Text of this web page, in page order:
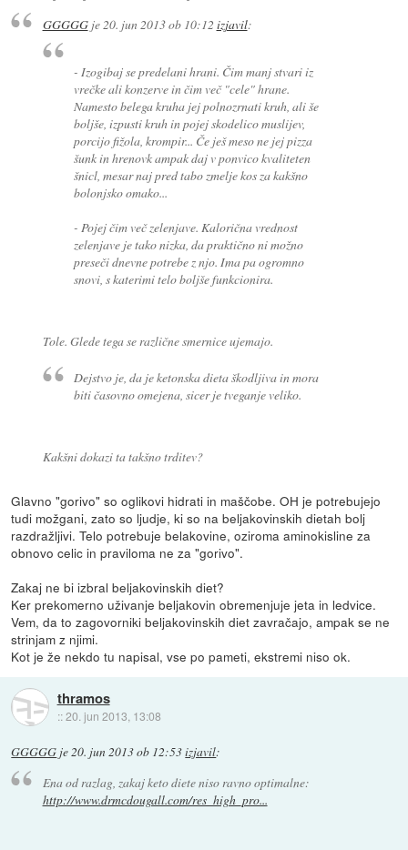
GGGGGje20. jun 2013 ob 10:12 izjavil:
- Izogibaj se predelani hrani. Čim manj stvari iz
vrečke ali konzerve in čim več "cele" hrane.
Namesto belega kruha jej polnozrnati kruh, ali še
boljše, izpusti kruh in pojej skodelico muslijev,
porcijo fižola, krompir... Če ješ meso ne jej pizza
šunk in hrenovk ampak daj v ponvico kvaliteten
šnicl, mesar naj pred tabo zmelje kos za kakšno
bolonjsko omako...
- Pojej čim več zelenjave. Kalorična vrednost
zelenjave je tako nizka, da praktično ni možno
preseči dnevne potrebe z njo. Ima pa ogromno
snovi, s katerimi telo boljše funkcionira.
Tole. Glede tega se različne smernice ujemajo.
Dejstvo je, da je ketonska dieta škodljiva in mora
biti časovno omejena, sicer je tveganje veliko.
Kakšni dokazi ta takšno trditev?
Glavno "gorivo" so oglikovi hidrati in maščobe. OH je potrebujejo
tudi možgani, zato so ljudje, ki so na beljakovinskih dietah bolj
razdražljivi. Telo potrebuje belakovine, oziroma aminokisline za
obnovo celic in praviloma ne za "gorivo".
Zakaj ne bi izbral beljakovinskih diet?
Ker prekomerno uživanje beljakovin obremenjuje jeta in ledvice.
Vem, da to zagovorniki beljakovinskih diet zavračajo, ampak se ne
strinjam z njimi.
Kot je že nekdo tu napisal, vse po pameti, ekstremi niso ok.
thramos
::20. jun 2013, 13:08
GGGGG je20. jun 2013 ob 12:53izjavil:
Ena od razlag, zakaj keto diete niso ravno optimalne:
http://www.drmcdougall.com/res_high_pro...